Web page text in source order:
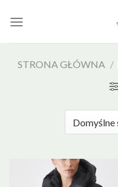
STRONA GŁÓWNA /